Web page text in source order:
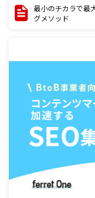
最小のチカラで最
グメソッド